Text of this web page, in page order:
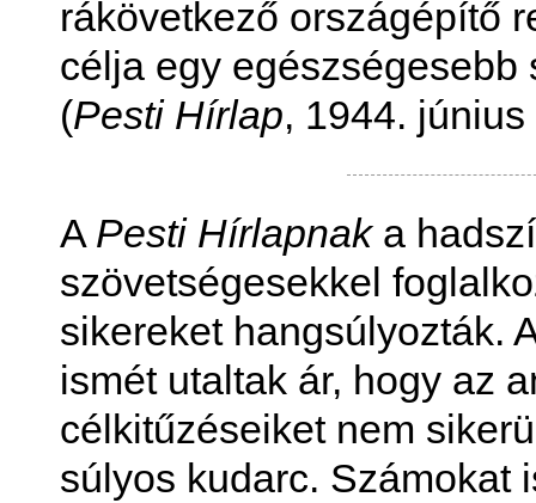
rákövetkező országépítő
célja egy egészségesebb
(Pesti Hírlap, 1944. június
A Pesti Hírlapnaka
szövetségesekkel
sikereket hangsúlyozták.
ismét utaltak ár, hogy az
célkitűzéseiket nem
súlyos kudarc. Számokat